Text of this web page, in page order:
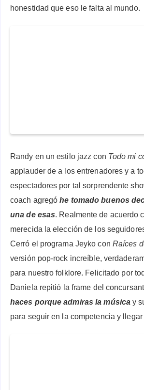
honestidad que eso le falta al mundo.
Randy en un estilo jazz con Todo mi
applauder de a los entrenadores y a
espectadores por tal sorprendente
coach agregóhe tomado buenos
una de esas. Realmente de acuerdo
merecida la elección de los
Cerró el programa Jeyko con Raíces
versión pop-rock increíble,
para nuestro folklore. Felicitado por
Daniela repitió la frame del
haces porque admiras la música y
para seguir en la competencia y